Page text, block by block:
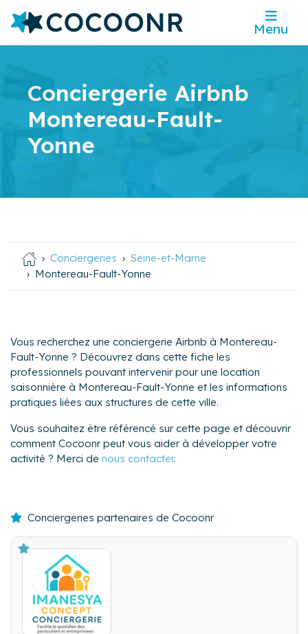
Menu
Conciergerie Airbnb
Montereau-Fault-
Yonne
Conciergeries
Seine-et-Marne
Montereau-Fault-Yonne
Vous recherchez une conciergerie Airbnb à Montereau-
Fault-Yonne ? Découvrez dans cette fiche les
professionnels pouvant intervenir pour une location
saisonnière à Montereau-Fault-Yonne et les informations
pratiques liées aux structures de cette ville.
Vous souhaitez être référencé sur cette page et découvrir
comment Cocoonr peut vous aider à développer votre
activité ? Merci de nous contacter.
Conciergeries partenaires de Cocoonr